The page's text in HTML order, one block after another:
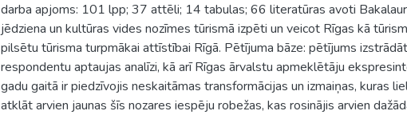
darba apjoms: 101 lpp; 37 attēli; 14 tabulas; 66 literatūras avoti
jēdziena un kultūras vides nozīmes tūrismā izpēti un veicot Rīgas kā
pilsētu tūrisma turpmākai attīstībai Rīgā. Pētījuma bāze: pētījums
respondentu aptaujas analīzi, kā arī Rīgas ārvalstu apmeklētāju
gadu gaitā ir piedzīvojis neskaitāmas transformācijas un izmaiņas, kuras
atklāt arvien jaunas šīs nozares iespēju robežas, kas rosinājis arvien